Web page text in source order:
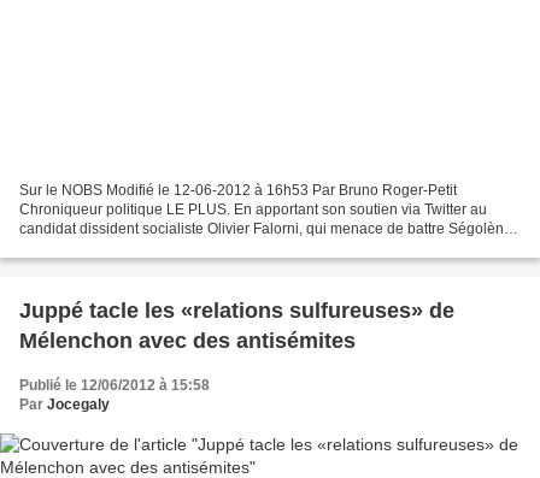
Sur le NOBS Modifié le 12-06-2012 à 16h53 Par Bruno Roger-Petit
Chroniqueur politique LE PLUS. En apportant son soutien via Twitter au
candidat dissident socialiste Olivier Falorni, qui menace de battre Ségolène
Juppé tacle les «relations sulfureuses» de
Mélenchon avec des antisémites
Publié le 12/06/2012 à 15:58
Par Jocegaly